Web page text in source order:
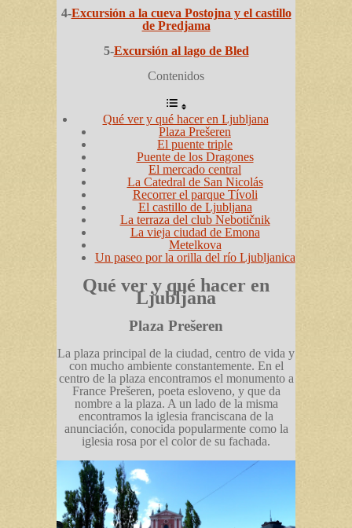
4-Excursión a la cueva Postojna y el castillo
de Predjama
5-Excursión al lago de Bled
Contenidos
Qué ver y qué hacer en Ljubljana
Plaza Prešeren
El puente triple
Puente de los Dragones
El mercado central
La Catedral de San Nicolás
Recorrer el parque Tívoli
El castillo de Ljubljana
La terraza del club Nebotičnik
La vieja ciudad de Emona
Metelkova
Un paseo por la orilla del río Ljubljanica
Qué ver y qué hacer en
Ljubljana
Plaza Prešeren
La plaza principal de la ciudad, centro de vida y
con mucho ambiente constantemente. En el
centro de la plaza encontramos el monumento a
France Prešeren, poeta esloveno, y que da
nombre a la plaza. A un lado de la misma
encontramos la iglesia franciscana de la
anunciación, conocida popularmente como la
iglesia rosa por el color de su fachada.